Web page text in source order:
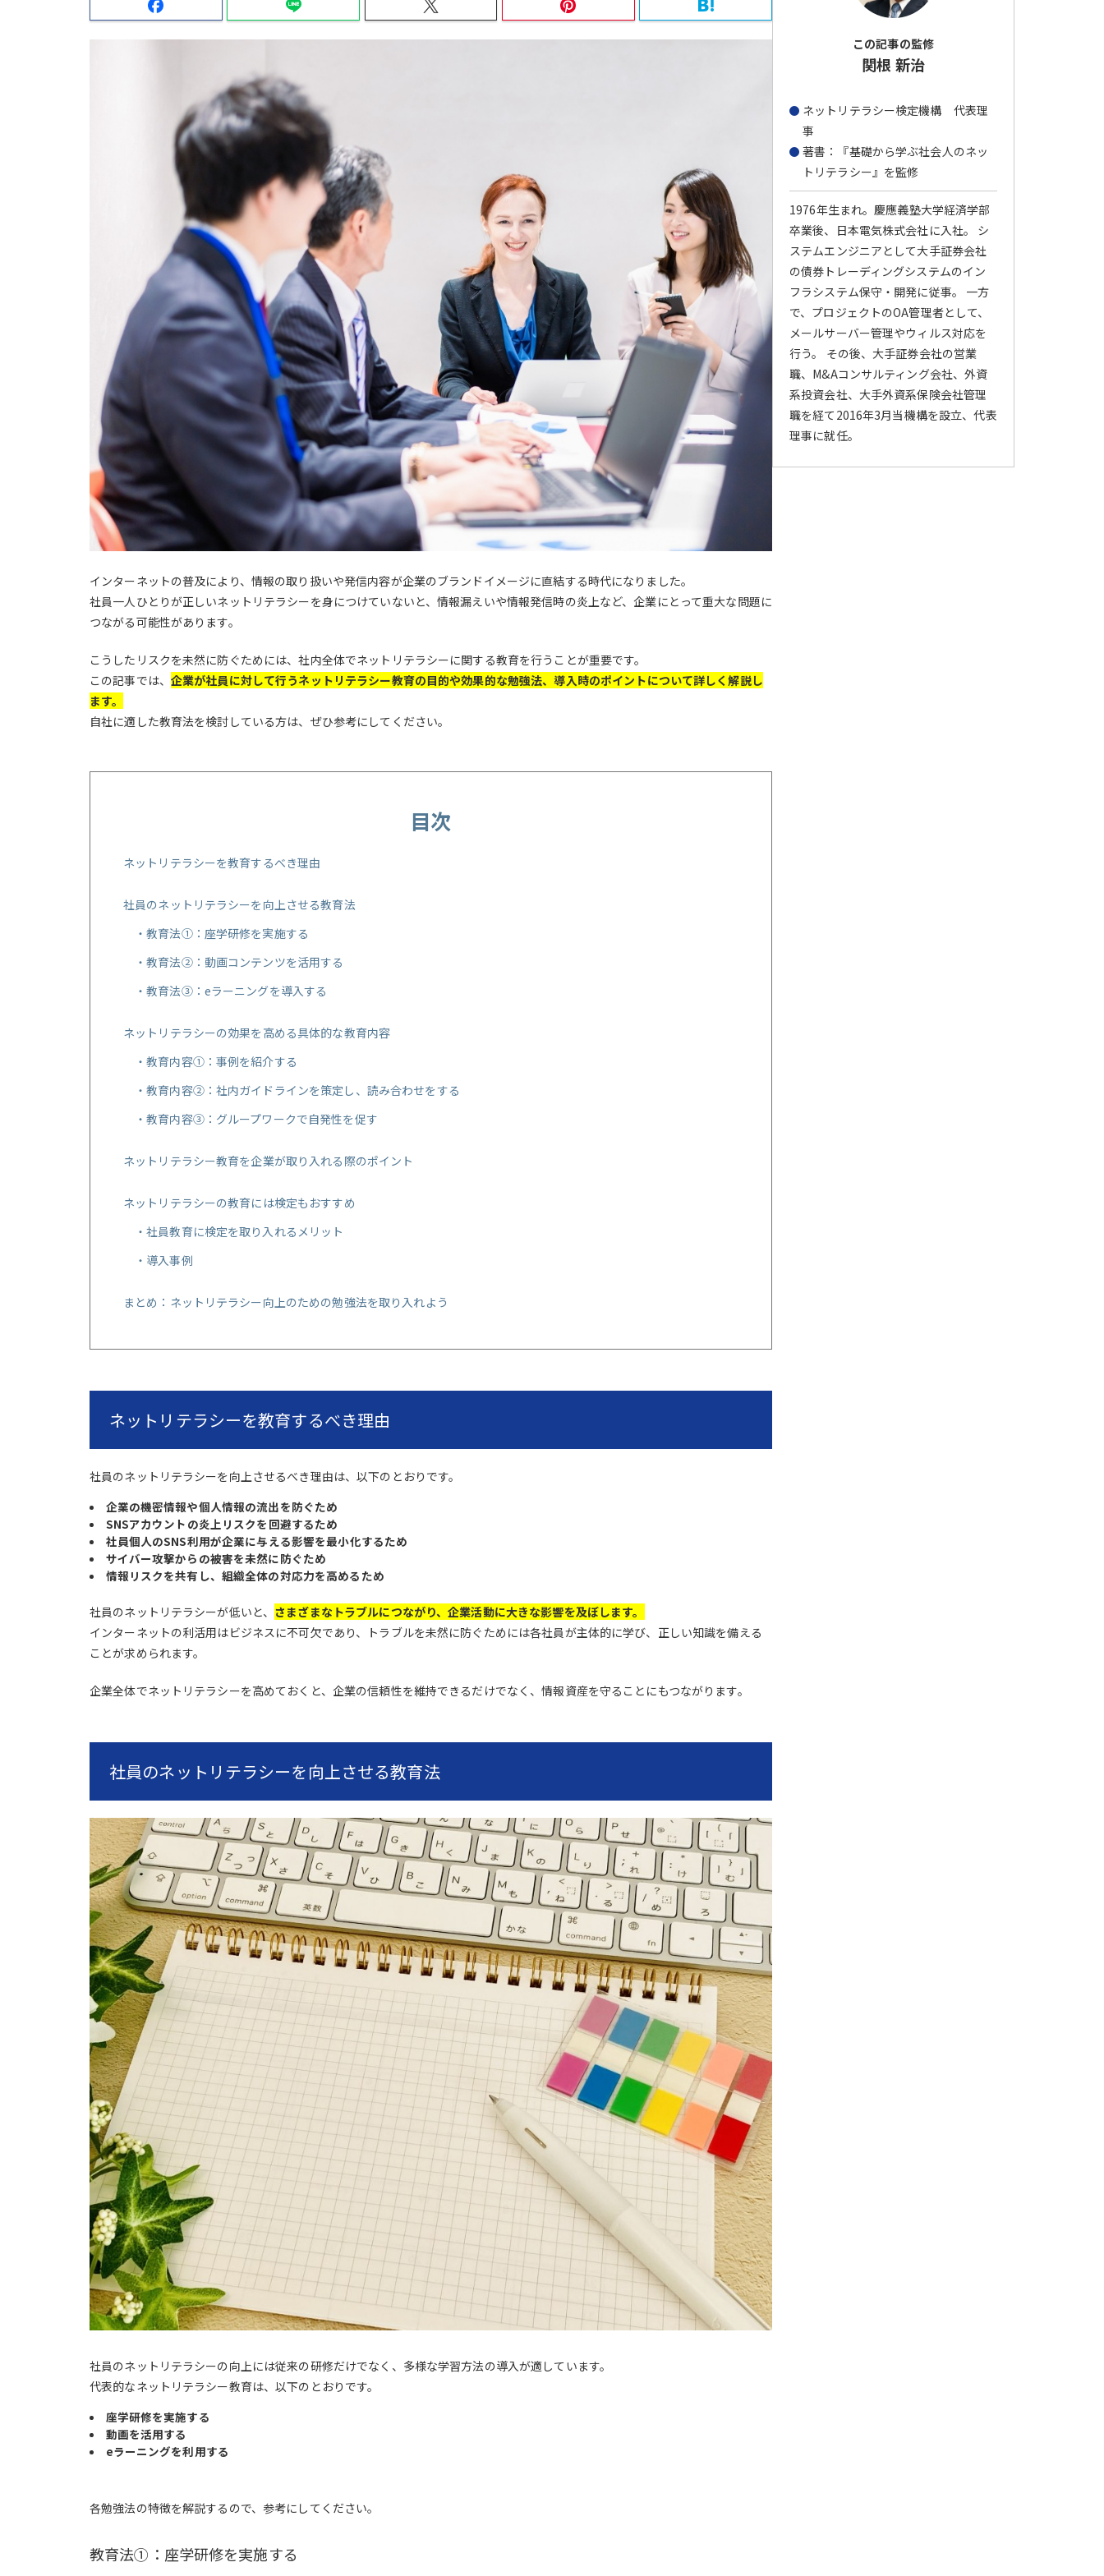
インターネットの普及により、情報の取り扱いや発信内容が企業のブランドイメージに直結する時代になりました。
社員一人ひとりが正しいネットリテラシーを身につけていないと、情報漏えいや情報発信時の炎上など、企業にとって重大な問題に
つながる可能性があります。
こうしたリスクを未然に防ぐためには、社内全体でネットリテラシーに関する教育を行うことが重要です。
この記事では、 企業が社員に対して行うネットリテラシー教育の目的や効果的な勉強法、導入時のポイントについて詳しく解説し
ます。
自社に適した教育法を検討している方は、ぜひ参考にしてください。
目次
ネットリテラシーを教育するべき理由
社員のネットリテラシーを向上させる教育法
教育法①：座学研修を実施する
教育法②：動画コンテンツを活用する
教育法③：eラーニングを導入する
ネットリテラシーの効果を高める具体的な教育内容
教育内容①：事例を紹介する
教育内容②：社内ガイドラインを策定し、読み合わせをする
教育内容③：グループワークで自発性を促す
ネットリテラシー教育を企業が取り入れる際のポイント
ネットリテラシーの教育には検定もおすすめ
社員教育に検定を取り入れるメリット
導入事例
まとめ：ネットリテラシー向上のための勉強法を取り入れよう
ネットリテラシーを教育するべき理由
社員のネットリテラシーを向上させるべき理由は、以下のとおりです。
企業の機密情報や個人情報の流出を防ぐため
SNSアカウントの炎上リスクを回避するため
社員個人のSNS利用が企業に与える影響を最小化するため
サイバー攻撃からの被害を未然に防ぐため
情報リスクを共有し、組織全体の対応力を高めるため
社員のネットリテラシーが低いと、 さまざまなトラブルにつながり、企業活動に大きな影響を及ぼします。
インターネットの利活用はビジネスに不可欠であり、トラブルを未然に防ぐためには各社員が主体的に学び、正しい知識を備える
ことが求められます。
企業全体でネットリテラシーを高めておくと、企業の信頼性を維持できるだけでなく、情報資産を守ることにもつながります。
社員のネットリテラシーを向上させる教育法
社員のネットリテラシーの向上には従来の研修だけでなく、多様な学習方法の導入が適しています。
代表的なネットリテラシー教育は、以下のとおりです。
座学研修を実施する
動画を活用する
eラーニングを利用する
各勉強法の特徴を解説するので、参考にしてください。
教育法①：座学研修を実施する
この記事の監修
関根 新治
ネットリテラシー検定機構 代表理
事
著書：『基礎から学ぶ社会人のネッ
トリテラシー』を監修
1976年生まれ。慶應義塾大学経済学部
卒業後、日本電気株式会社に入社。 シ
ステムエンジニアとして大手証券会社
の債券トレーディングシステムのイン
フラシステム保守・開発に従事。 一方
で、プロジェクトのOA管理者として、
メールサーバー管理やウィルス対応を
行う。 その後、大手証券会社の営業
職、M&Aコンサルティング会社、外資
系投資会社、大手外資系保険会社管理
職を経て2016年3月当機構を設立、代表
理事に就任。